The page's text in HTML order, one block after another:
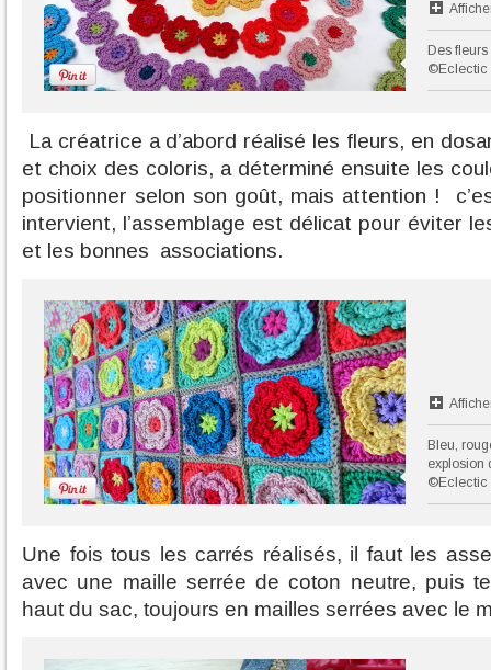
Des
©Eclectic
La créatrice a d’abord réalisé les fleurs, en
et choix des coloris, a déterminé ensuite les
positionner selon son goût, mais attention !
intervient, l’assemblage est délicat pour éviter
et les bonnes associations.
Bleu,
explosion
©Eclectic
Une fois tous les carrés réalisés, il faut les
avec une maille serrée de coton neutre, puis
haut du sac, toujours en mailles serrées avec le